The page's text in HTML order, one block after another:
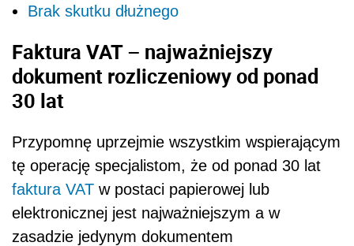
Brak skutku dłużnego
Faktura VAT – najważniejszy
dokument rozliczeniowy od ponad
30 lat
Przypomnę uprzejmie wszystkim wspierającym
tę operację specjalistom, że od ponad 30 lat
faktura VAT w postaci papierowej lub
elektronicznej jest najważniejszym a w
zasadzie jedynym dokumentem